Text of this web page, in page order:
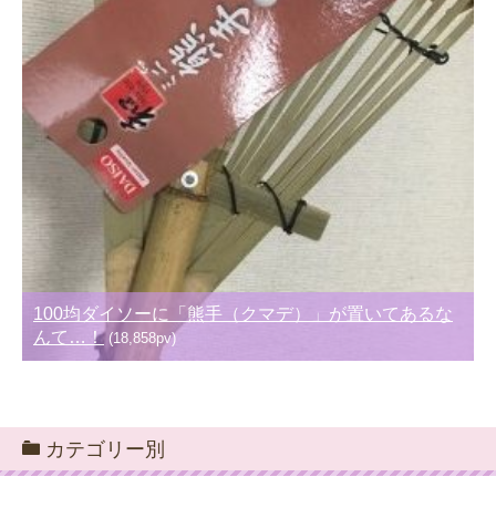
100均ダイソーに「熊手（クマデ）」が置いてあるな
んて…！ (18,858pv)
カテゴリー別